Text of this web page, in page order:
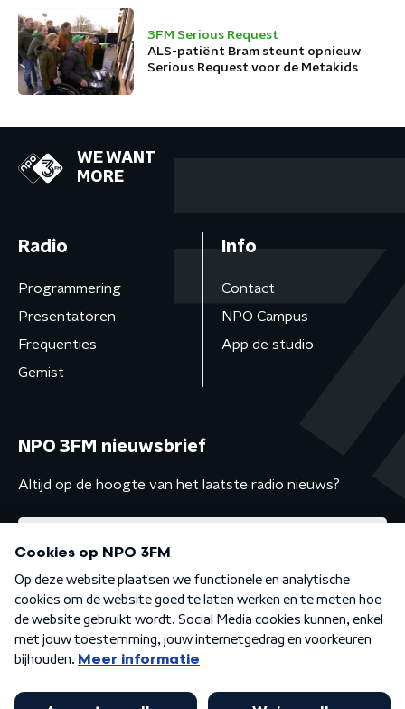
3FM Serious Request
ALS-patiënt Bram steunt opnieuw
Serious Request voor de Metakids
WE WANT
MORE
Radio
Programmering
Presentatoren
Frequenties
Gemist
Info
Contact
NPO Campus
App de studio
NPO 3FM nieuwsbrief
Altijd op de hoogte van het laatste radio nieuws?
Algemene voorwaarden Privacybeleid